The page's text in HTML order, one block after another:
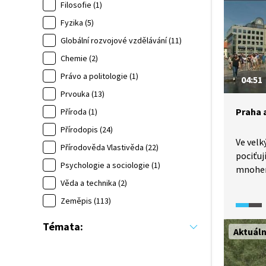
Filosofie (1)
Fyzika (5)
Globální rozvojové vzdělávání (11)
Chemie (2)
Právo a politologie (1)
Prvouka (13)
Příroda (1)
Přírodopis (24)
Přírodověda Vlastivěda (22)
Psychologie a sociologie (1)
Věda a technika (2)
Zeměpis (113)
Témata:
teplo
do
04:51
Praha
Ve
v
hlavní